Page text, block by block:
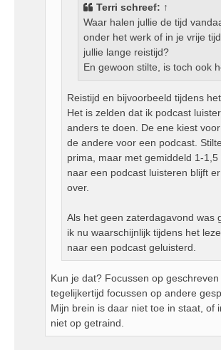
Terri schreef: ↑
Waar halen jullie de tijd
onder het werk of in je vrije
jullie lange reistijd?
En gewoon stilte, is toch ook
Reistijd en bijvoorbeeld tijdens
Het is zelden dat ik podcast
anders te doen. De ene kiest
de andere voor een podcast.
prima, maar met gemiddeld 1-1,5
naar een podcast luisteren blijft
over.
Als het geen zaterdagavond was
ik nu waarschijnlijk tijdens het
naar een podcast geluisterd.
Kun je dat? Focussen op geschreven
tegelijkertijd focussen op andere
Mijn brein is daar niet toe in staat, of
niet op getraind.